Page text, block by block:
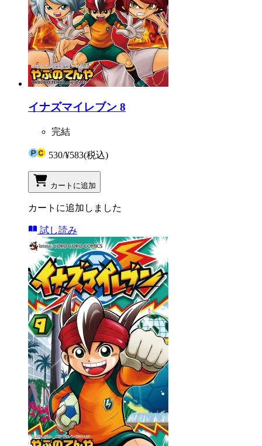
イナズマイレブン 8
完結
530/¥583(税込)
カートに追加
カートに追加しました
試し読み